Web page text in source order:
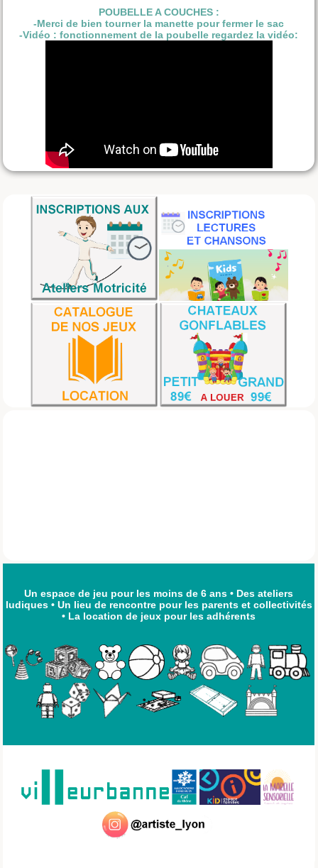
POUBELLE A COUCHES :
-Merci de bien tourner la manette pour fermer le sac
-Vidéo : fonctionnement de la poubelle regardez la vidéo:
Un espace de jeu pour les moins de 6 ans• Des ateliers
ludiques •Un lieu de rencontre pour les parents et collectivités
• La location de jeux pour les adhérents